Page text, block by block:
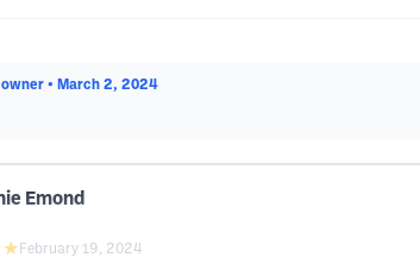
owner • March 2, 2024
Emond
February 19, 2024